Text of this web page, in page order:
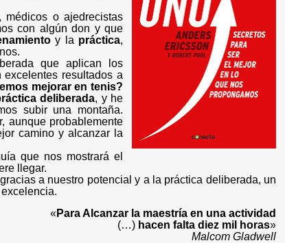
médicos o ajedrecistas
con algún don y que
y la práctica,
que aplican los
resultados a
mejorar en tenis?
deliberada, y he
subir una montaña.
aunque probablemente
camino y alcanzar la
que nos mostrará el
llegar.
gracias a nuestro potencial y a la práctica deliberada, un
«Para Alcanzar la maestría en una actividad
(…) hacen falta diez mil horas»
Malcom Gladwell